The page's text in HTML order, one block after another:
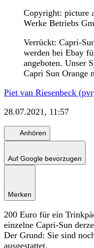
Copyright: picture
Werke Betriebs
Verrückt: Capri-
werden bei Ebay
angeboten. Unser
Capri Sun Orange
Piet van Riesenbeck
28.07.2021, 11:57
Anhören
Auf Google bevorzugen
Merken
200 Euro für ein
einzelne Capri-Sun
Der Grund: Sie sind
ausgestattet.